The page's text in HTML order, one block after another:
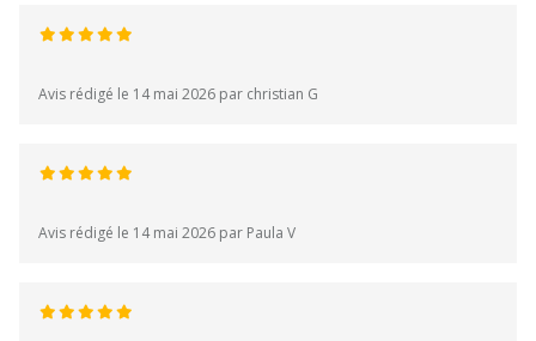
Avis rédigé le 14 mai 2026 par christian G
Avis rédigé le 14 mai 2026 par Paula V